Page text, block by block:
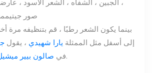
صور جيتي
بينما يكون الشعر رطبًا ، قم بتنظيفه
إلى أسفل مثل الممثلة يارا شهيدي ، يقول
في صالون بيير في مدينة نيويورك.